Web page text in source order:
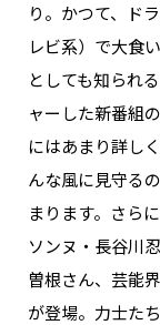
り。かつて、ド
レビ系）で大食
としても知られ
ャーした新番組
にはあまり詳し
んな風に見守る
まります。さら
ソンヌ・長谷川
曽根さん、芸能
が登場。力士た